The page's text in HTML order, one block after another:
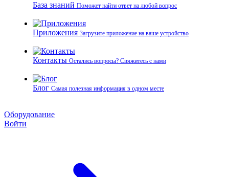
База знаний Поможет найти ответ на любой вопрос
Приложения Загрузите приложение на ваше устройство
Контакты Остались вопросы? Свяжитесь с нами
Блог Самая полезная информация в одном месте
Оборудование
Войти